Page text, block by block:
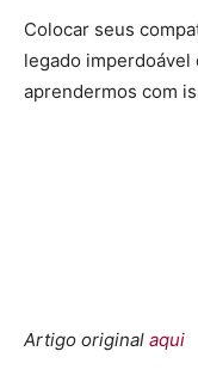
Colocar seus
legado imperdoável
aprendermos com
Artigo original aqui